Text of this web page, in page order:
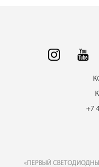
+7
«ПЕРВЫЙ